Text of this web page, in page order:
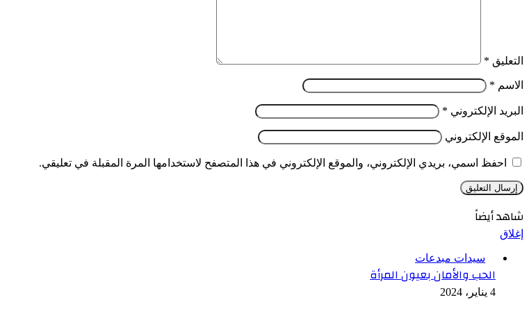
التعليق *
الاسم *
البريد الإلكتروني *
الموقع الإلكتروني
احفظ اسمي، بريدي الإلكتروني، والموقع الإلكتروني في هذا المتصفح لاستخدامها المرة المقبلة في تعليقي.
شاهد أيضاً
إغلاق
سيدات مبدعات
الحب والأمان بعيون المرأة
4 يناير، 2024